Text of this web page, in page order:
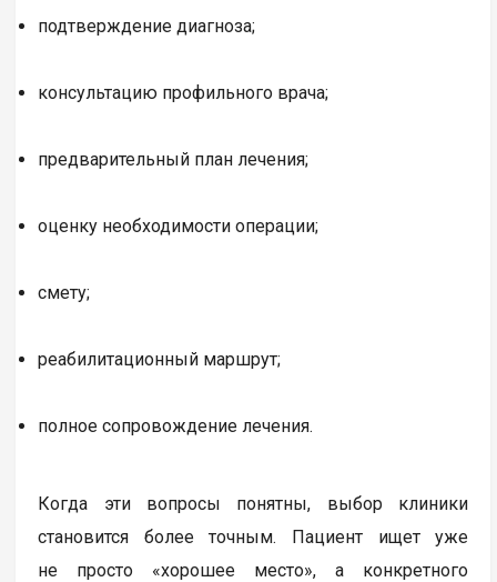
подтверждение диагноза;
консультацию профильного врача;
предварительный план лечения;
оценку необходимости операции;
смету;
реабилитационный маршрут;
полное сопровождение лечения.
Когда эти вопросы понятны, выбор клиники
становится более точным. Пациент ищет уже
не просто «хорошее место», а конкретного